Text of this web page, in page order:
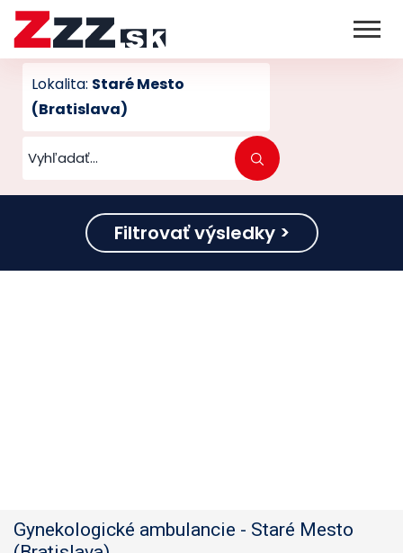
Lokalita: Staré Mesto
(Bratislava)
Filtrovať výsledky >
Gynekologické ambulancie - Staré Mesto